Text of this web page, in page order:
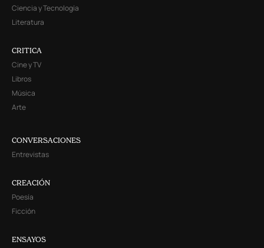
Ciencia y Tecnología
Literatura
CRITICA
Cine y TV
Libros
Música
Arte
CONVERSACIONES
Entrevistas
CREACIÓN
Poesía
Ficción
ENSAYOS